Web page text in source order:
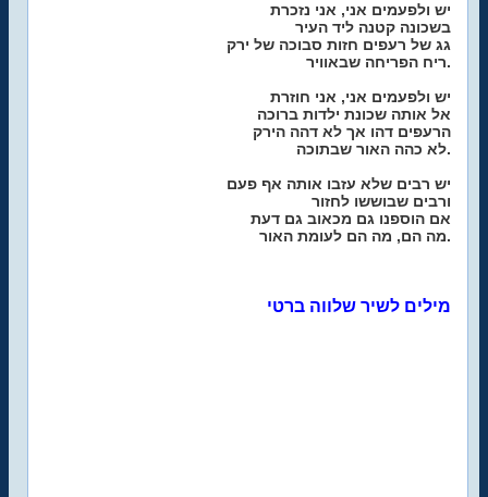
יש ולפעמים אני, אני נזכרת
בשכונה קטנה ליד העיר
גג של רעפים חזות סבוכה של ירק
ריח הפריחה שבאוויר.
יש ולפעמים אני, אני חוזרת
אל אותה שכונת ילדות ברוכה
הרעפים דהו אך לא דהה הירק
לא כהה האור שבתוכה.
יש רבים שלא עזבו אותה אף פעם
ורבים שבוששו לחזור
אם הוספנו גם מכאוב גם דעת
מה הם, מה הם לעומת האור.
מילים לשיר שלווה ברטי